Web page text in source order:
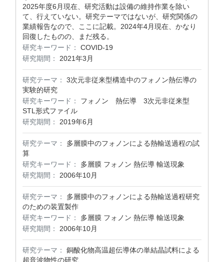
2025年度6月現在、研究活動は設備の維持作業を除い
て、行えていない。研究テーマではないが、研究関係の
業績報告なので、ここに記載。2024年4月現在、かなり
回復したものの、まだ残る。
研究キーワード：
COVID-19
研究期間：
2021年3月
研究テーマ：
3次元非従来型構造中のフォノン熱伝導の
実験的研究
研究キーワード：
フォノン 熱伝導 3次元非従来型
STL形式ファイル
研究期間：
2019年6月
研究テーマ：
多層膜中のフォノンによる熱輸送過程の試
算
研究キーワード：
多層膜 フォノン 熱伝導 輸送現象
研究期間：
2006年10月
研究テーマ：
多層膜中のフォノンによる熱輸送過程研究
のための装置製作
研究キーワード：
多層膜 フォノン 熱伝導 輸送現象
研究期間：
2006年10月
研究テーマ：
銅酸化物高温超伝導体の単結晶試料による
超音波物性の研究